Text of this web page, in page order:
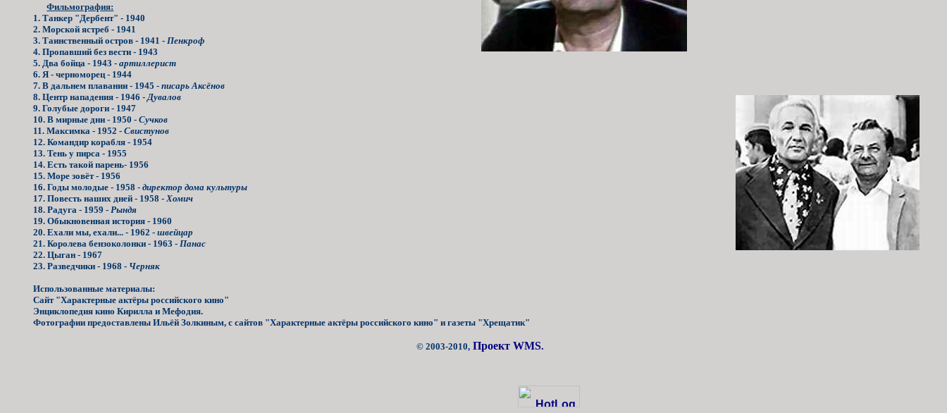
Фильмография:
1. Танкер "Дербент" - 1940
2. Морской ястреб - 1941
3. Таинственный остров - 1941 - Пенкроф
4. Пропавший без вести - 1943
5. Два бойца - 1943 -артиллерист
6. Я - черноморец - 1944
7. В дальнем плавании - 1945 -писарь Аксёнов
8. Центр нападения - 1946 - Дувалов
9. Голубые дороги - 1947
10. В мирные дни - 1950 -Сучков
11. Максимка - 1952 -Свистунов
12. Командир корабля - 1954
13. Тень у пирса - 1955
14. Есть такой парень- 1956
15. Море зовёт - 1956
16. Годы молодые - 1958 -директор дома культуры
17. Повесть наших дней - 1958 - Хомич
18. Радуга - 1959 - Рындя
19. Обыкновенная история - 1960
20. Ехали мы, ехали... - 1962 -швейцар
21. Королева бензоколонки - 1963 - Панас
22. Цыган - 1967
23. Разведчики - 1968 - Черняк
Использованные материалы:
Сайт "Характерные актёры российского кино"
Энциклопедия кино Кирилла и Мефодия.
Фотографии предоставлены Ильёй Золкиным, с сайтов "Характерные актёры российского кино" и газеты "Хрещатик"
© 2003-2010, Проект WMS.